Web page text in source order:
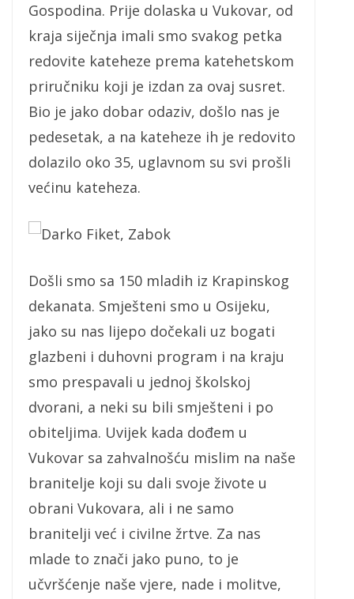
Gospodina. Prije dolaska u Vukovar, od
kraja siječnja imali smo svakog petka
redovite kateheze prema katehetskom
priručniku koji je izdan za ovaj susret.
Bio je jako dobar odaziv, došlo nas je
pedesetak, a na kateheze ih je redovito
dolazilo oko 35, uglavnom su svi prošli
većinu kateheza.
Darko Fiket, Zabok
Došli smo sa 150 mladih iz Krapinskog
dekanata. Smješteni smo u Osijeku,
jako su nas lijepo dočekali uz bogati
glazbeni i duhovni program i na kraju
smo prespavali u jednoj školskoj
dvorani, a neki su bili smješteni i po
obiteljima. Uvijek kada dođem u
Vukovar sa zahvalnošću mislim na naše
branitelje koji su dali svoje živote u
obrani Vukovara, ali i ne samo
branitelji već i civilne žrtve. Za nas
mlade to znači jako puno, to je
učvršćenje naše vjere, nade i molitve,